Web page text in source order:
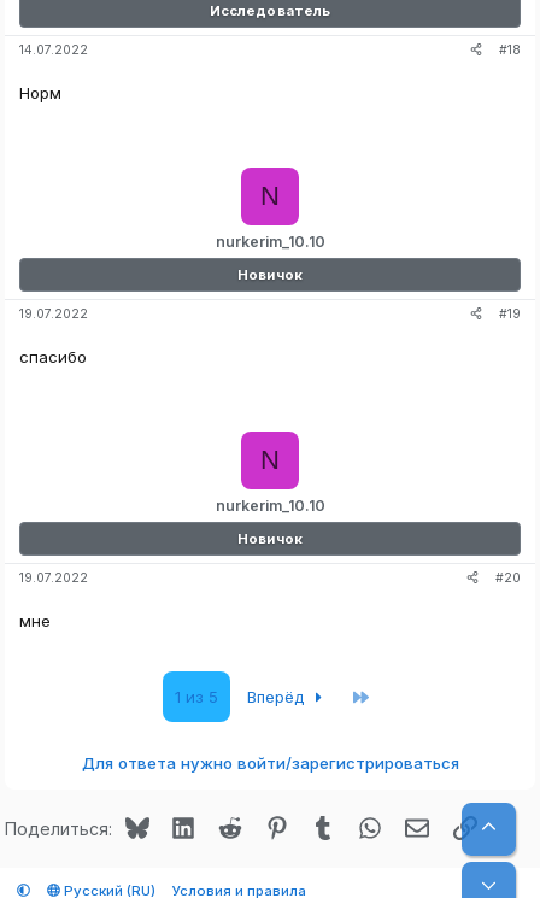
Исследователь
14.07.2022 #18
Норм
nurkerim_10.10
N
Новичок
19.07.2022 #19
спасибо
nurkerim_10.10
N
Новичок
19.07.2022 #20
мне
1 из 5 Вперёд
Для ответа нужно войти/зарегистрироваться
Поделиться: BlueskyLinkedInReddit PinterestTumblr WhatsApp Ссылка
Русский (RU) Условия и правила